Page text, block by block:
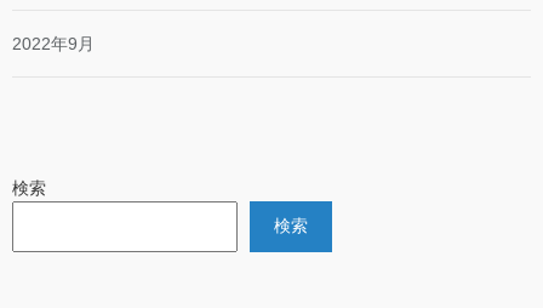
2022年9月
検索
検索